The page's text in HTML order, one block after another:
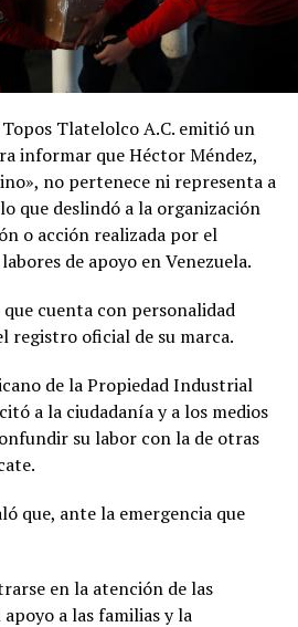
Topos Tlatelolco A.C. emitió un
informar que Héctor Méndez,
no pertenece ni representa a
que deslindó a la organización
o acción realizada por el
de apoyo en Venezuela.
cuenta con personalidad
registro oficial de su marca.
de la Propiedad Industrial
a la ciudadanía y a los medios
su labor con la de otras
que, ante la emergencia que
en la atención de las
a las familias y la